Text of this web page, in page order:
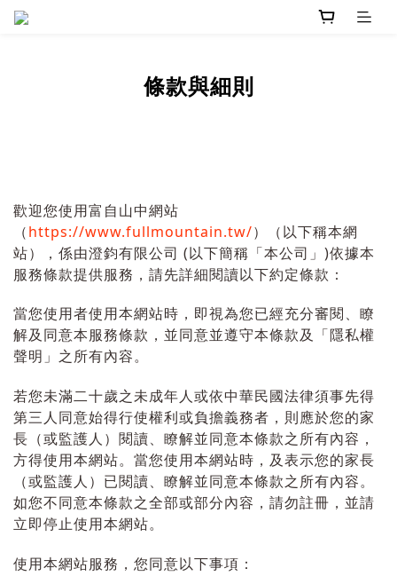
條款與細則
歡迎您使用富自山中網站
（https://www.fullmountain.tw/）（以下稱本網
站），係由澄鈞有限公司 (以下簡稱「本公司」)依據本
服務條款提供服務，請先詳細閱讀以下約定條款：
當您使用者使用本網站時，即視為您已經充分審閱、瞭
解及同意本服務條款，並同意並遵守本條款及「隱私權
聲明」之所有內容。
若您未滿二十歲之未成年人或依中華民國法律須事先得
第三人同意始得行使權利或負擔義務者，則應於您的家
長（或監護人）閱讀、瞭解並同意本條款之所有內容，
方得使用本網站。當您使用本網站時，及表示您的家長
（或監護人）已閱讀、瞭解並同意本條款之所有內容。
如您不同意本條款之全部或部分內容，請勿註冊，並請
立即停止使用本網站。
使用本網站服務，您同意以下事項：